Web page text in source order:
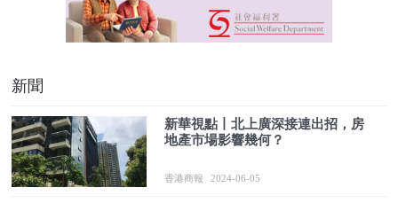
新聞
新華視點丨北上廣深接連出招，房
地產市場影響幾何？
香港商報 2024-06-05